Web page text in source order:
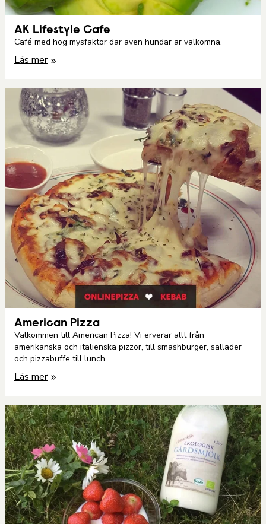
AK Lifestyle Cafe
Café med hög mysfaktor där även hundar är välkomna.
Läs mer
American Pizza
Välkommen till American Pizza! Vi erverar allt från
amerikanska och italienska pizzor, till smashburger, sallader
och pizzabuffe till lunch.
Läs mer